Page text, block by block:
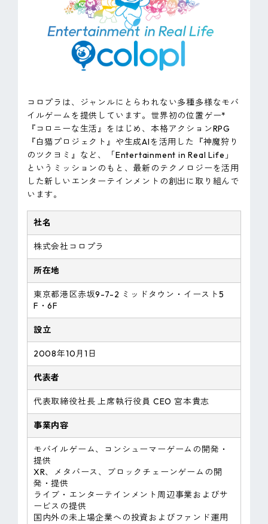
コロプラは、ジャンルにとらわれない多種多様なモバ
イルゲームを提供しています。世界初の位置ゲー*
『コロニーな生活』をはじめ、本格アクションRPG
『白猫プロジェクト』や生成AIを活用した『神魔狩り
のツクヨミ』など、「Entertainment in Real Life」
というミッションのもと、最新のテクノロジーを活用
した新しいエンターテインメントの創出に取り組んで
います。
社名
株式会社コロプラ
所在地
東京都港区赤坂9-7-2 ミッドタウン・イースト5
F・6F
設立
2008年10月1日
代表者
代表取締役社長 上席執行役員 CEO 宮本貴志
事業内容
モバイルゲーム、コンシューマーゲームの開発・
提供
XR、メタバース、ブロックチェーンゲームの開
発・提供
ライブ・エンターテインメント周辺事業およびサ
ービスの提供
国内外の未上場企業への投資およびファンド運用